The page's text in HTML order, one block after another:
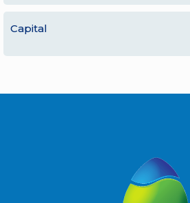
Capital